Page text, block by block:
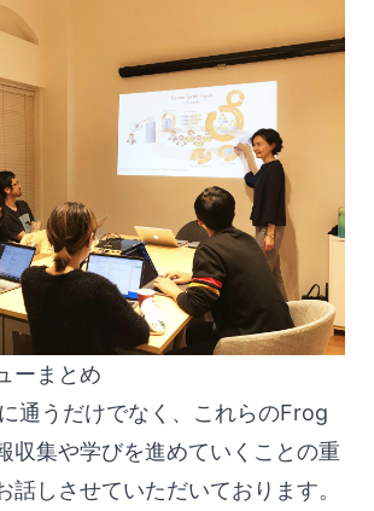
ーまとめ
通うだけでなく、これらのFrog
収集や学びを進めていくことの重
話しさせていただいております。